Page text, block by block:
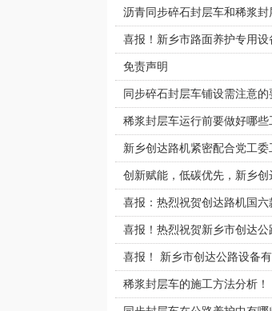
沥青同步碎石封层车和稀浆封
喜报！新乡市路面养护专用
免责声明
同步碎石封层车铺设需注意的
稀浆封层车运行前要做好哪些
新乡创达路机紧密配合党工
创新赋能，低碳优先，新乡
喜报：热烈祝贺创达路机国
喜报！热烈祝贺新乡市创达
喜报！ 新乡市创达公路设备
稀浆封层车的施工方法分析！